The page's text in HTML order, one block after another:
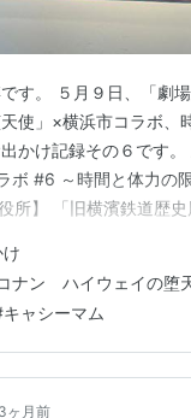
す。 ５月９日、「劇
使」×横浜市コラボ、
かけ記録その６です
ボ #6 ～時間と体力の
所】 「旧横濱鉄道歴史
るところを通ったので
思ったのですが、私は
あるのか、このような
ワするんですよね（
足早に通り抜けまし
ラボは、まさ…
ナン ハイウェイの堕
キャシーマム
3ヶ月前